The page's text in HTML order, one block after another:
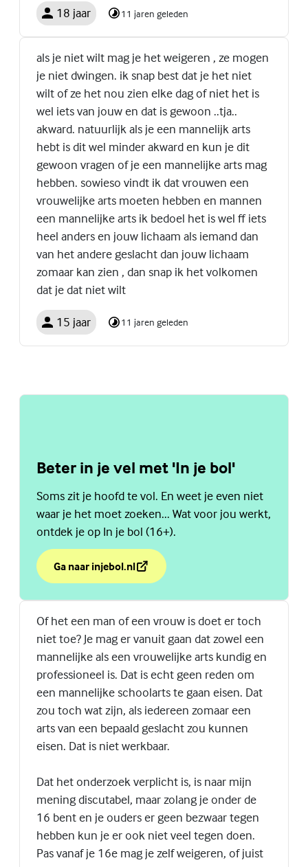
18 jaar 11 jaren geleden
als je niet wilt mag je het weigeren , ze mogen
je niet dwingen. ik snap best dat je het niet
wilt of ze het nou zien elke dag of niet het is
wel iets van jouw en dat is gewoon ..tja..
akward. natuurlijk als je een mannelijk arts
hebt is dit wel minder akward en kun je dit
gewoon vragen of je een mannelijke arts mag
hebben. sowieso vindt ik dat vrouwen een
vrouwelijke arts moeten hebben en mannen
een mannelijke arts ik bedoel het is wel ff iets
heel anders en jouw lichaam als iemand dan
van het andere geslacht dan jouw lichaam
zomaar kan zien , dan snap ik het volkomen
dat je dat niet wilt
15 jaar 11 jaren geleden
Beter in je vel met 'In je bol'
Soms zit je hoofd te vol. En weet je even niet
waar je het moet zoeken... Wat voor jou werkt,
ontdek je op In je bol (16+).
Ga naar injebol.nl
over Beter in je vel met 'In je bol'
(Externe link)
Of het een man of een vrouw is doet er toch
niet toe? Je mag er vanuit gaan dat zowel een
mannelijke als een vrouwelijke arts kundig en
professioneel is. Dat is echt geen reden om
een mannelijke schoolarts te gaan eisen. Dat
zou toch wat zijn, als iedereen zomaar een
arts van een bepaald geslacht zou kunnen
eisen. Dat is niet werkbaar.
Dat het onderzoek verplicht is, is naar mijn
mening discutabel, maar zolang je onder de
16 bent en je ouders er geen bezwaar tegen
hebben kun je er ook niet veel tegen doen.
Pas vanaf je 16e mag je zelf weigeren, of juist